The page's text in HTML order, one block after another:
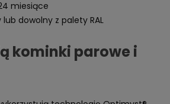
miesiące
lub dowolny z palety RAL
kominki parowe i